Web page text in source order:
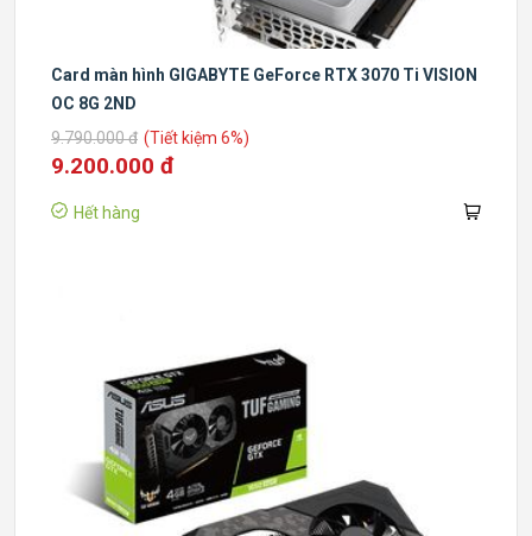
Card màn hình GIGABYTE GeForce RTX 3070 Ti VISION
OC 8G 2ND
9.790.000 đ (Tiết kiệm 6%)
9.200.000 đ
Hết hàng